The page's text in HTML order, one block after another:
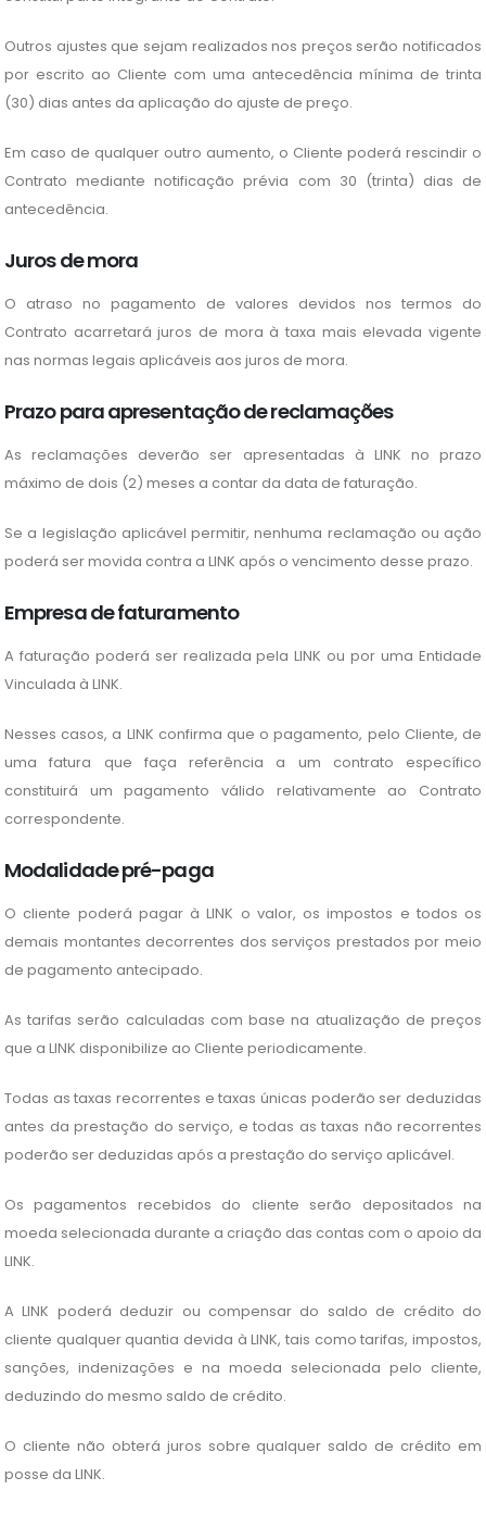
Outros ajustes que sejam realizados nos preços serão notificados
por escrito ao Cliente com uma antecedência mínima de trinta
(30) dias antes da aplicação do ajuste de preço.
Em caso de qualquer outro aumento, o Cliente poderá rescindir o
Contrato mediante notificação prévia com 30 (trinta) dias de
antecedência.
Juros de mora
O atraso no pagamento de valores devidos nos termos do
Contrato acarretará juros de mora à taxa mais elevada vigente
nas normas legais aplicáveis aos juros de mora.
Prazo para apresentação de reclamações
As reclamações deverão ser apresentadas à LINK no prazo
máximo de dois (2) meses a contar da data de faturação.
Se a legislação aplicável permitir, nenhuma reclamação ou ação
poderá ser movida contra a LINK após o vencimento desse prazo.
Empresa de faturamento
A faturação poderá ser realizada pela LINK ou por uma Entidade
Vinculada à LINK.
Nesses casos, a LINK confirma que o pagamento, pelo Cliente, de
uma fatura que faça referência a um contrato específico
constituirá um pagamento válido relativamente ao Contrato
correspondente.
Modalidade pré-paga
O cliente poderá pagar à LINK o valor, os impostos e todos os
demais montantes decorrentes dos serviços prestados por meio
de pagamento antecipado.
As tarifas serão calculadas com base na atualização de preços
que a LINK disponibilize ao Cliente periodicamente.
Todas as taxas recorrentes e taxas únicas poderão ser deduzidas
antes da prestação do serviço, e todas as taxas não recorrentes
poderão ser deduzidas após a prestação do serviço aplicável.
Os pagamentos recebidos do cliente serão depositados na
moeda selecionada durante a criação das contas com o apoio da
LINK.
A LINK poderá deduzir ou compensar do saldo de crédito do
cliente qualquer quantia devida à LINK, tais como tarifas, impostos,
sanções, indenizações e na moeda selecionada pelo cliente,
deduzindo do mesmo saldo de crédito.
O cliente não obterá juros sobre qualquer saldo de crédito em
posse da LINK.